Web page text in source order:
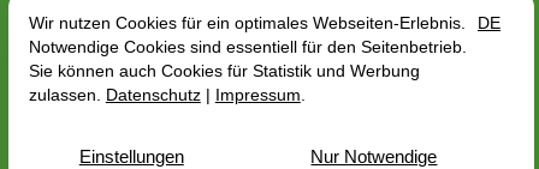
Alle tarieven zijn inclusief btw plus verzendkosten
afhankelijk van het afleveradres, de brutoprijs kan
veranderen met betrekking tot het BTW-tarief van het
© 2026 — PerNaturam GmbH